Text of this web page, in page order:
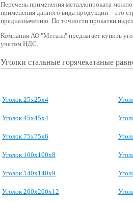
Перечень применения металлопроката
применения данного вида продукции – это
предназначению. По точности прокатки
Компания АО "Металл" предлагает купить
учетом НДС.
Уголки стальные горячекатаные
Уголок 25х25х4
Уголок 45х45х4
Уголок 75х75х6
Уголок 100х100х8
Уголок 140х140х9
Уголок 200х200х12